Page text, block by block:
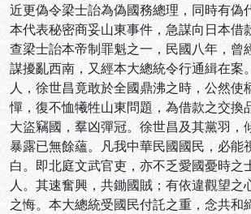
近更偽令梁士詒為偽國務總理，同時有偽
本代表秘密商妥山東事件，急謀向日本借
查梁士詒本帝制罪魁之一，民國八年，曾
謀擾亂西南，又經本大總統令行通緝在案
人，徐世昌竟敢於全國鼎沸之時，公然使
憚，復不恤犧牲山東問題，為借款之交換
大盜竊國，羣凶彈冠。徐世昌及其黨羽，
暴露已無餘蘊。凡我中華民國國民，必能
白。即北庭文武官吏，亦不乏愛國憂時之
人。其速奮興，共鋤國賊；有依違觀望之
之悔。本大總統受國民付託之重，念共和